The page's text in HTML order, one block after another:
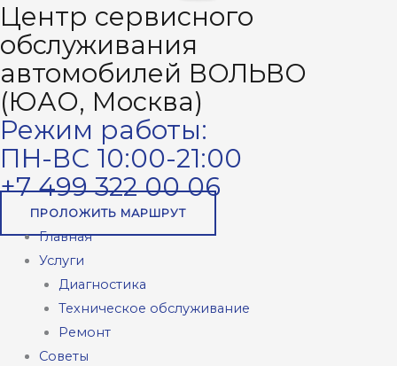
Центр сервисного
обслуживания
автомобилей ВОЛЬВО
(ЮАО, Москва)
Режим работы:
ПН-ВС 10:00-21:00
+7 499 322 00 06
ПРОЛОЖИТЬ МАРШРУТ
Главная
Услуги
Диагностика
Техническое обслуживание
Ремонт
Советы